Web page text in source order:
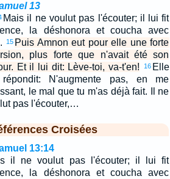
13
Mais il ne voulut pas l'écouter; il lui fit
la déshonora et coucha avec
15 Puis Amnon eut pour elle une forte
plus forte que n'avait été son
Et il lui dit: Lève-toi, va-t'en!
16 Elle
N'augmente pas, en me
le mal que tu m'as déjà fait. Il ne
pas l'écouter,…
Croisées
13:14
il ne voulut pas l'écouter; il lui fit
la déshonora et coucha avec